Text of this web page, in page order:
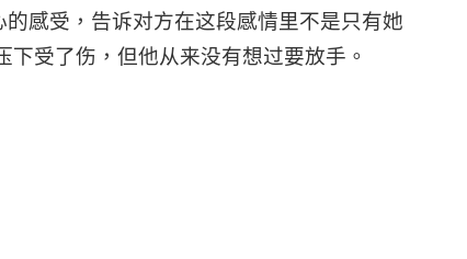
感受，告诉对方在这段感情里不是只有她
受了伤，但他从来没有想过要放手。